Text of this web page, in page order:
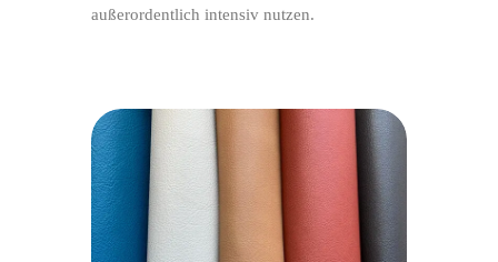
außerordentlich intensiv nutzen.